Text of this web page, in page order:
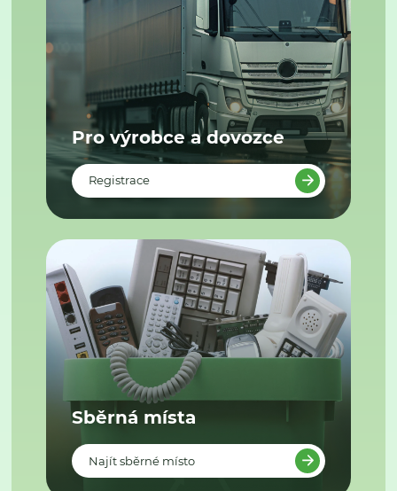
Pro výrobce a dovozce
Registrace
Sběrná místa
Najít sběrné místo